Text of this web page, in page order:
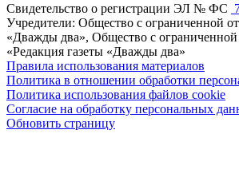
Свидетельство о регистрации ЭЛ № ФС
Учредители: Общество с ограниченной
«Дважды два», Общество с ограниченной
«Редакция газеты «Дважды два»
Правила использования материалов
Политика в отношении обработки
Политика использования файлов cookie
Согласие на обработку персональных
Обновить страницу